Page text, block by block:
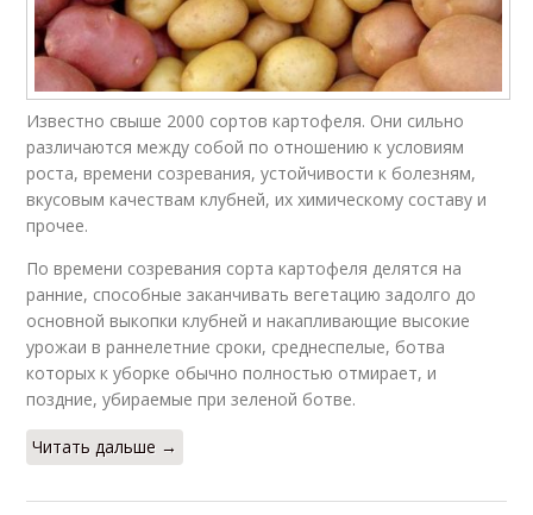
Известно свыше 2000 сортов картофеля. Они сильно
различаются между собой по отношению к условиям
роста, времени созревания, устойчивости к болезням,
вкусовым качествам клубней, их химическому составу и
прочее.
По времени созревания сорта картофеля делятся на
ранние, способные заканчивать вегетацию задолго до
основной выкопки клубней и накапливающие высокие
урожаи в раннелетние сроки, среднеспелые, ботва
которых к уборке обычно полностью отмирает, и
поздние, убираемые при зеленой ботве.
Читать дальше →